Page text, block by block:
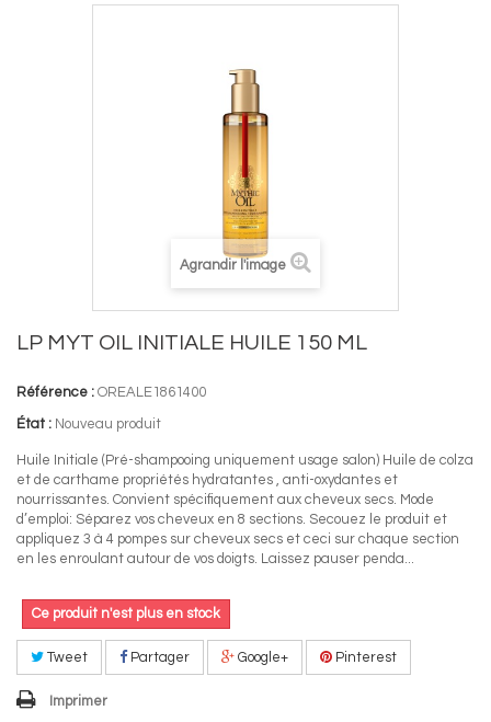
Agrandir l'image
LP MYT OIL INITIALE HUILE 150 ML
Référence : OREALE1861400
État : Nouveau produit
Huile Initiale (Pré-shampooing uniquement usage salon) Huile de colza
et de carthame propriétés hydratantes , anti-oxydantes et
nourrissantes. Convient spécifiquement aux cheveux secs. Mode
d’emploi: Séparez vos cheveux en 8 sections. Secouez le produit et
appliquez 3 à 4 pompes sur cheveux secs et ceci sur chaque section
en les enroulant autour de vos doigts. Laissez pauser penda...
Ce produit n'est plus en stock
Tweet Partager Google+ Pinterest
Imprimer